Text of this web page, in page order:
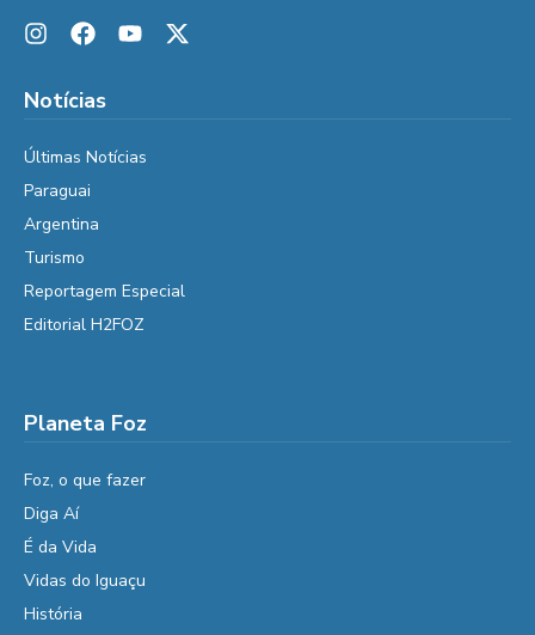
Notícias
Últimas Notícias
Paraguai
Argentina
Turismo
Reportagem Especial
Editorial H2FOZ
Planeta Foz
Foz, o que fazer
Diga Aí
É da Vida
Vidas do Iguaçu
História